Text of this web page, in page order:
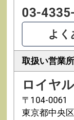
03-
よく
取扱い営業所
ロイヤ
〒104-0061
東京都中央